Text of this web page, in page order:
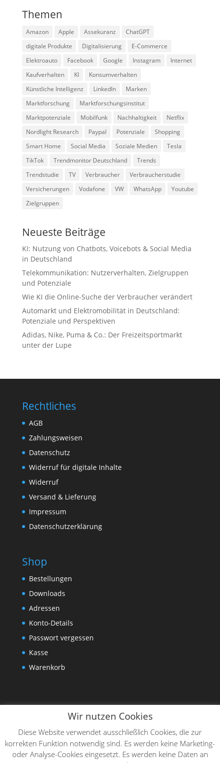
Themen
Amazon Apple Assekuranz
ChatGPT
digitale Produkte
Digitalisierung
E-Commerce
Elektroauto
Facebook Google Instagram
Internet
Kaufverhalten
KI
Konsumverhalten
Künstliche Intelligenz
LinkedIn
Marken
Marktforschung
Marktforschungsinstitut
Marktpotenziale
Mobilfunk Nachhaltigkeit
Netflix
Nordlight Research
Paypal Potenziale
Shopping
Smart Home
Social Media Soziale Medien
Tesla
TikTok
Trendmonitor Deutschland
Trends
Trendstudie
TV Verbraucher
Verbraucherstudie
Versicherungen
Vodafone VW WhatsApp
Youtube
Zielgruppen
Neueste Beiträge
KI: Nutzung von Chatbots, Voicebots & Social Media
in Deutschland
Telekommunikation: Nutzerverhalten, Zielgruppen
und Potenziale
Wie KI die Online-Suche der Verbraucher verändert
Automarkt und Elektromobilität in Deutschland:
Potenziale und Perspektiven
Adidas, Nike, Puma & Co.: Der Freizeitsportmarkt
unter der Lupe
Rechtliches
AGB
Zahlungsweisen
Datenschutz
Widerruf für digitale Inhalte
Widerruf
Versand & Lieferung
Impressum
Datenschutzerklärung
Shop
Bestellungen
Downloads
Adressen
Konto-Details
Passwort vergessen
Kasse
Warenkorb
Wir nutzen Cookies
Diese Website verwendet ausschließlich Cookies, die zur
korrekten Funktion notwendig sind. Es werden keine Marketing-
oder Analyse-Cookies eingesetzt. Es werden keine Daten an